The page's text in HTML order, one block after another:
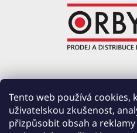
Tento web používá
uživatelskou zkušenost,
přizpůsobit obsah a
PRŮMYSLOVÁ 220,
391 37